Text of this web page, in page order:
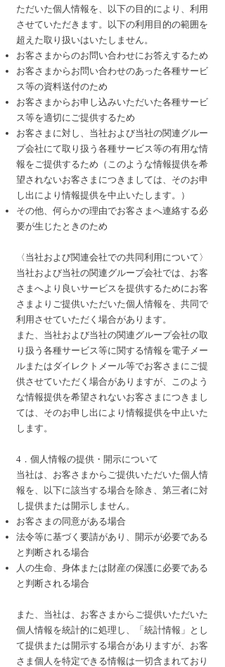
ただいた個人情報を、以下の目的により、利用
させていただきます。以下の利用目的の範囲を
超えた取り扱いはいたしません。
お客さまからのお問い合わせにお答えするため
お客さまからお問い合わせのあった各種サービ
ス等の資料送付のため
お客さまからお申し込みいただいた各種サービ
ス等を適切にご提供するため
お客さまに対し、当社および当社の関連グルー
プ会社にて取り扱う各種サービス等の有用な情
報をご提供するため（このような情報提供を希
望されないお客さまにつきましては、そのお申
し出により情報提供を中止いたします。）
その他、何らかの理由でお客さまへ連絡する必
要が生じたときのため
〈当社および関連会社での共同利用について〉
当社および当社の関連グループ会社では、お客
さまへより良いサービスを提供するためにお客
さまよりご提供いただいた個人情報を、共同で
利用させていただく場合があります。
また、当社および当社の関連グループ会社の取
り扱う各種サービス等に関する情報を電子メー
ルまたはダイレクトメール等でお客さまにご提
供させていただく場合がありますが、このよう
な情報提供を希望されないお客さまにつきまし
ては、そのお申し出により情報提供を中止いた
します。
4．個人情報の提供・開示について
当社は、お客さまからご提供いただいた個人情
報を、以下に該当する場合を除き、第三者に対
し提供または開示しません。
お客さまの同意がある場合
法令等に基づく要請があり、開示が必要である
と判断される場合
人の生命、身体または財産の保護に必要である
と判断される場合
また、当社は、お客さまからご提供いただいた
個人情報を統計的に処理し、「統計情報」とし
て提供または開示する場合がありますが、お客
さま個人を特定できる情報は一切含まれており